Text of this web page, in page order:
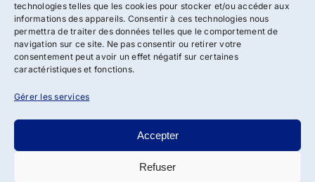
technologies telles que les cookies pour stocker et/ou accéder aux
informations des appareils. Consentir à ces technologies nous
permettra de traiter des données telles que le comportement de
navigation sur ce site. Ne pas consentir ou retirer votre
consentement peut avoir un effet négatif sur certaines
caractéristiques et fonctions.
Gérer les services
Accepter
Refuser
J’accepte